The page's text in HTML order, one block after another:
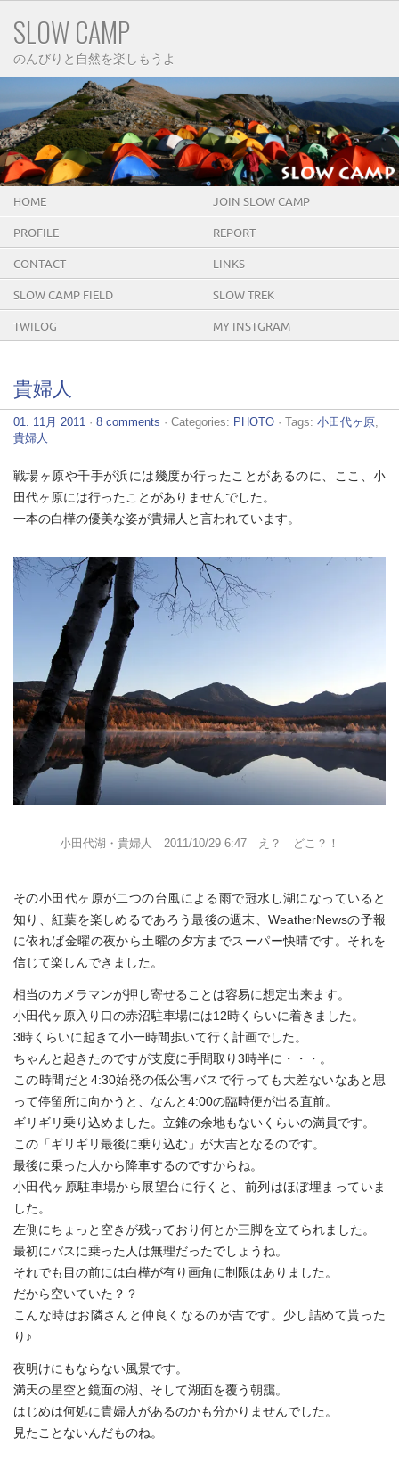
SLOW CAMP
のんびりと自然を楽しもうよ
HOME JOIN SLOW CAMP
PROFILE REPORT
CONTACT LINKS
SLOW CAMP FIELD SLOW TREK
TWILOG MY INSTGRAM
貴婦人
01. 11月 2011 · 8 comments · Categories: PHOTO · Tags: 小田代ヶ原
貴婦人
戦場ヶ原や千手が浜には幾度か行ったことがあるのに、ここ、小
田代ヶ原には行ったことがありませんでした。
一本の白樺の優美な姿が貴婦人と言われています。
小田代湖・貴婦人 2011/10/29 6:47 え？ どこ？！
その小田代ヶ原が二つの台風による雨で冠水し湖になっていると
知り、紅葉を楽しめるであろう最後の週末、WeatherNewsの予報
に依れば金曜の夜から土曜の夕方までスーパー快晴です。それを
信じて楽しんできました。
相当のカメラマンが押し寄せることは容易に想定出来ます。
小田代ヶ原入り口の赤沼駐車場には12時くらいに着きました。
3時くらいに起きて小一時間歩いて行く計画でした。
ちゃんと起きたのですが支度に手間取り3時半に・・・。
この時間だと4:30始発の低公害バスで行っても大差ないなあと思
って停留所に向かうと、なんと4:00の臨時便が出る直前。
ギリギリ乗り込めました。立錐の余地もないくらいの満員です。
この「ギリギリ最後に乗り込む」が大吉となるのです。
最後に乗った人から降車するのですからね。
小田代ヶ原駐車場から展望台に行くと、前列はほぼ埋まっていま
した。
左側にちょっと空きが残っており何とか三脚を立てられました。
最初にバスに乗った人は無理だったでしょうね。
それでも目の前には白樺が有り画角に制限はありました。
だから空いていた？？
こんな時はお隣さんと仲良くなるのが吉です。少し詰めて貰った
り♪
夜明けにもならない風景です。
満天の星空と鏡面の湖、そして湖面を覆う朝靄。
はじめは何処に貴婦人があるのかも分かりませんでした。
見たことないんだものね。